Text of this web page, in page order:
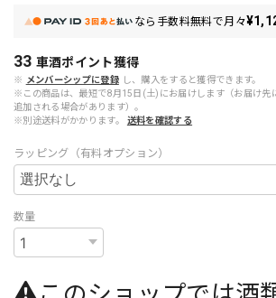
なら 手数料無料で月々
33 車酒ポイント獲得
※ メンバーシップに登録 し、購入をすると獲得できます。
※この商品は、最短で8月15日(土)にお届けします（お届け先
追加される場合があります）。
※別途送料がかかります。
送料を確認する
ラッピング（有料オプション）
数量